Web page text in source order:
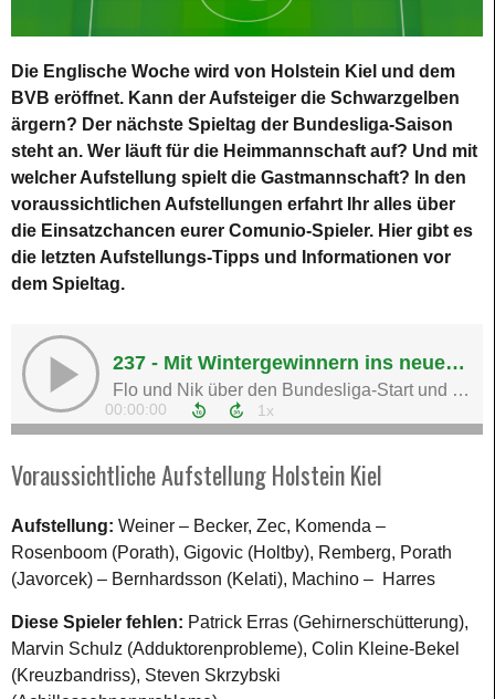
Die Englische Woche wird von Holstein Kiel und dem
BVB eröffnet. Kann der Aufsteiger die Schwarzgelben
ärgern? Der nächste Spieltag der Bundesliga-Saison
steht an. Wer läuft für die Heimmannschaft auf? Und mit
welcher Aufstellung spielt die Gastmannschaft? In den
voraussichtlichen Aufstellungen erfahrt Ihr alles über
die Einsatzchancen eurer Comunio-Spieler. Hier gibt es
die letzten Aufstellungs-Tipps und Informationen vor
dem Spieltag.
Voraussichtliche Aufstellung Holstein Kiel
Aufstellung: Weiner – Becker, Zec, Komenda –
Rosenboom (Porath), Gigovic (Holtby), Remberg, Porath
(Javorcek) – Bernhardsson (Kelati), Machino – Harres
Diese Spieler fehlen: Patrick Erras (Gehirnerschütterung),
Marvin Schulz (Adduktorenprobleme), Colin Kleine-Bekel
(Kreuzbandriss), Steven Skrzybski